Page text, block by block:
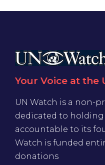
Your Voice at the
UN Watch is a non-
dedicated to
accountable to its
Watch is funded
donations